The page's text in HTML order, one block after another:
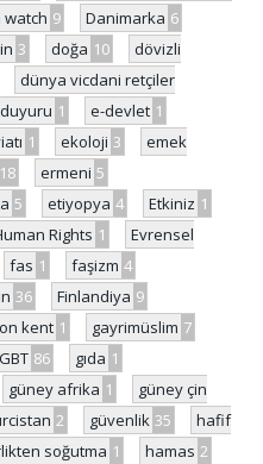
9 Danimarka 6
3 doğa 10
dövizli
dünya vicdani retçiler
duyuru 1 e-devlet 1
1 ekoloji 3
emek
18 ermeni 5
5 etiyopya 4 Etkiniz 1
Rights 1
Evrensel
fas 1 faşizm 4
36 Finlandiya 9
kent 1 gayrimüslim 7
GBT 86 gıda 1
güney afrika 1
güney çin
2 güvenlik 35
hafif
soğutma 1 hamas 2